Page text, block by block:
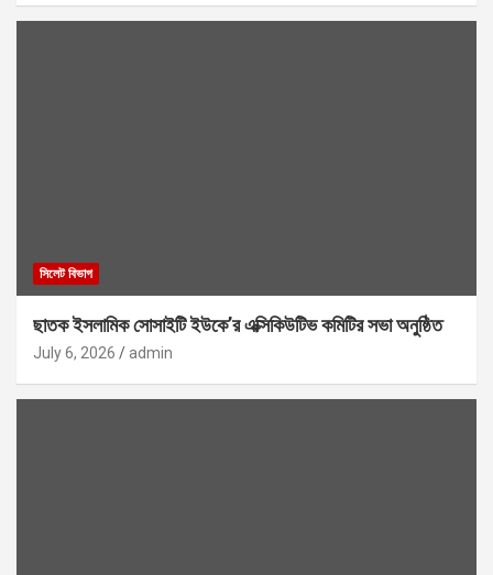
সিলেট বিভাগ
ছাতক ইসলামিক সোসাইটি ইউকে’র এক্সিকিউটিভ কমিটির সভা অনুষ্ঠিত
July 6, 2026 admin